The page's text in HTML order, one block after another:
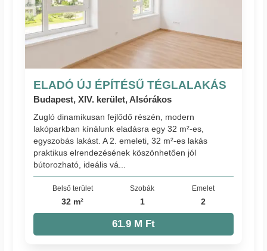
ELADÓ ÚJ ÉPÍTÉSŰ TÉGLALAKÁS
Budapest, XIV. kerület, Alsórákos
Zugló dinamikusan fejlődő részén, modern
lakóparkban kínálunk eladásra egy 32 m²-es,
egyszobás lakást. A 2. emeleti, 32 m²-es lakás
praktikus elrendezésének köszönhetően jól
bútorozható, ideális vá...
Belső terület
32 m²
Szobák
1
Emelet
2
61.9 M Ft